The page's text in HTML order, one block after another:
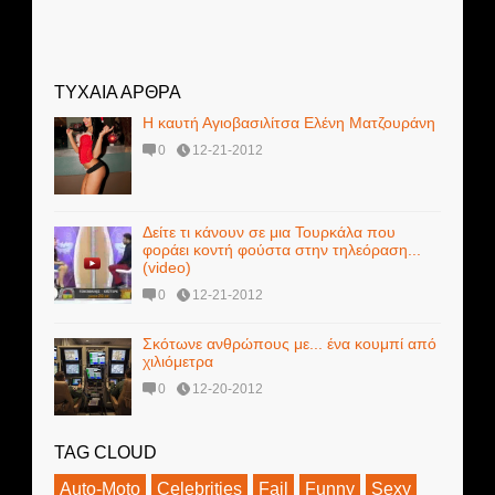
ΤΥΧΑΙΑ ΑΡΘΡΑ
Η καυτή Αγιοβασιλίτσα Ελένη Ματζουράνη
0 12-21-2012
Δείτε τι κάνουν σε μια Τουρκάλα που
φοράει κοντή φούστα στην τηλεόραση...
(video)
0 12-21-2012
Σκότωνε ανθρώπους με... ένα κουμπί από
χιλιόμετρα
0 12-20-2012
TAG CLOUD
Auto-Moto
Celebrities Fail Funny Sexy